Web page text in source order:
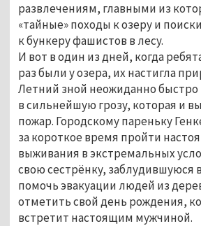
развлечениям, главными из
«тайные» походы к озеру и
к бункеру фашистов в лесу.
И вот в один из дней, когда
раз были у озера, их настигла
Летний зной неожиданно
в сильнейшую грозу, которая и
пожар. Городскому пареньку
за короткое время пройти
выживания в экстремальных
свою сестрёнку, заблудившуюся
помочь эвакуации людей из
отметить свой день рождения,
встретит настоящим мужчиной.